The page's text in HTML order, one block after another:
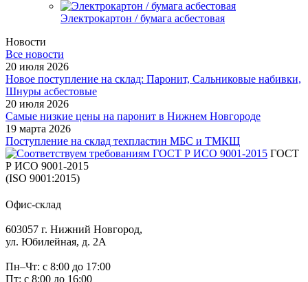
Электрокартон / бумага асбестовая
Новости
Все новости
20 июля 2026
Новое поступление на склад: Паронит, Сальниковые набивки,
Шнуры асбестовые
20 июля 2026
Самые низкие цены на паронит в Нижнем Новгороде
19 марта 2026
Поступление на склад техпластин МБС и ТМКЩ
ГОСТ
Р ИСО 9001-2015
(ISO 9001:2015)
Офис-склад
603057 г. Нижний Новгород,
ул. Юбилейная, д. 2А
Пн–Чт: с 8:00 до 17:00
Пт: с 8:00 до 16:00